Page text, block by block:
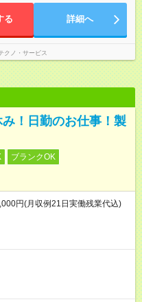
る 詳細へ
クノ・サービス
！日勤のお仕事！製
ブランクOK
円(月収例21日実働残業代込)